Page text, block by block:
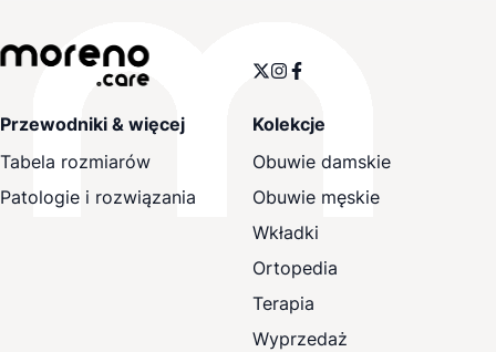
Przewodniki & więcej
Tabela rozmiarów
Patologie i rozwiązania
Kolekcje
Obuwie damskie
Obuwie męskie
Wkładki
Ortopedia
Terapia
Wyprzedaż